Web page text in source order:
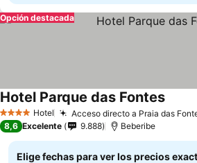
Opción destacada
4 EstrellasHotel Acceso directo a Praia das
Hotel Parque das Fontes
8,6 Excelente 9.888 Beberibe
Elige fechas para ver los precios